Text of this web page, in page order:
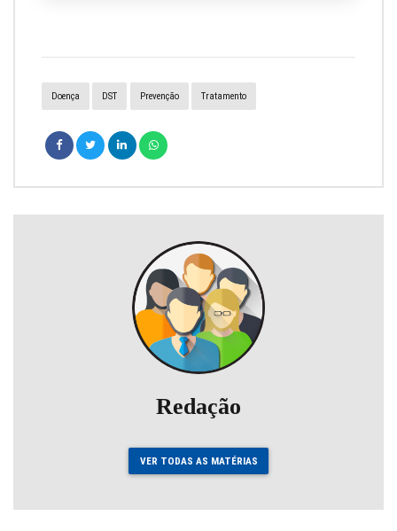
Doença DST Prevenção Tratamento
Redação
VER TODAS AS MATÉRIAS